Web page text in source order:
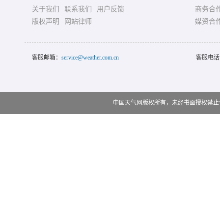
关于我们 联系我们
用户反馈
版权声明
网站律师
商务合
媒资合
客服邮箱： service@weather.com.cn 客服电
中国天气网版权所有，未经书面授权